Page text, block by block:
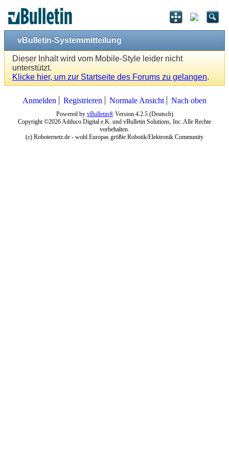
vBulletin-Systemmitteilung
Dieser Inhalt wird vom Mobile-Style leider nicht
unterstützt.
Klicke hier, um zur Startseite des Forums zu gelangen.
Anmelden Registrieren Normale Ansicht Nach oben
Powered by vBulletin®Version 4.2.5 (Deutsch)
Copyright ©2026 Adduco Digital e.K. und vBulletin Solutions, Inc. Alle Rechte
vorbehalten.
(c) Roboternetz.de - wohl Europas größte Robotik/Elektronik Community